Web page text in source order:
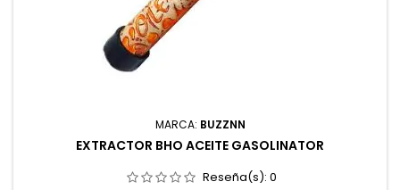
MARCA: BUZZNN
EXTRACTOR BHO ACEITE GASOLINATOR
Reseña(s): 0